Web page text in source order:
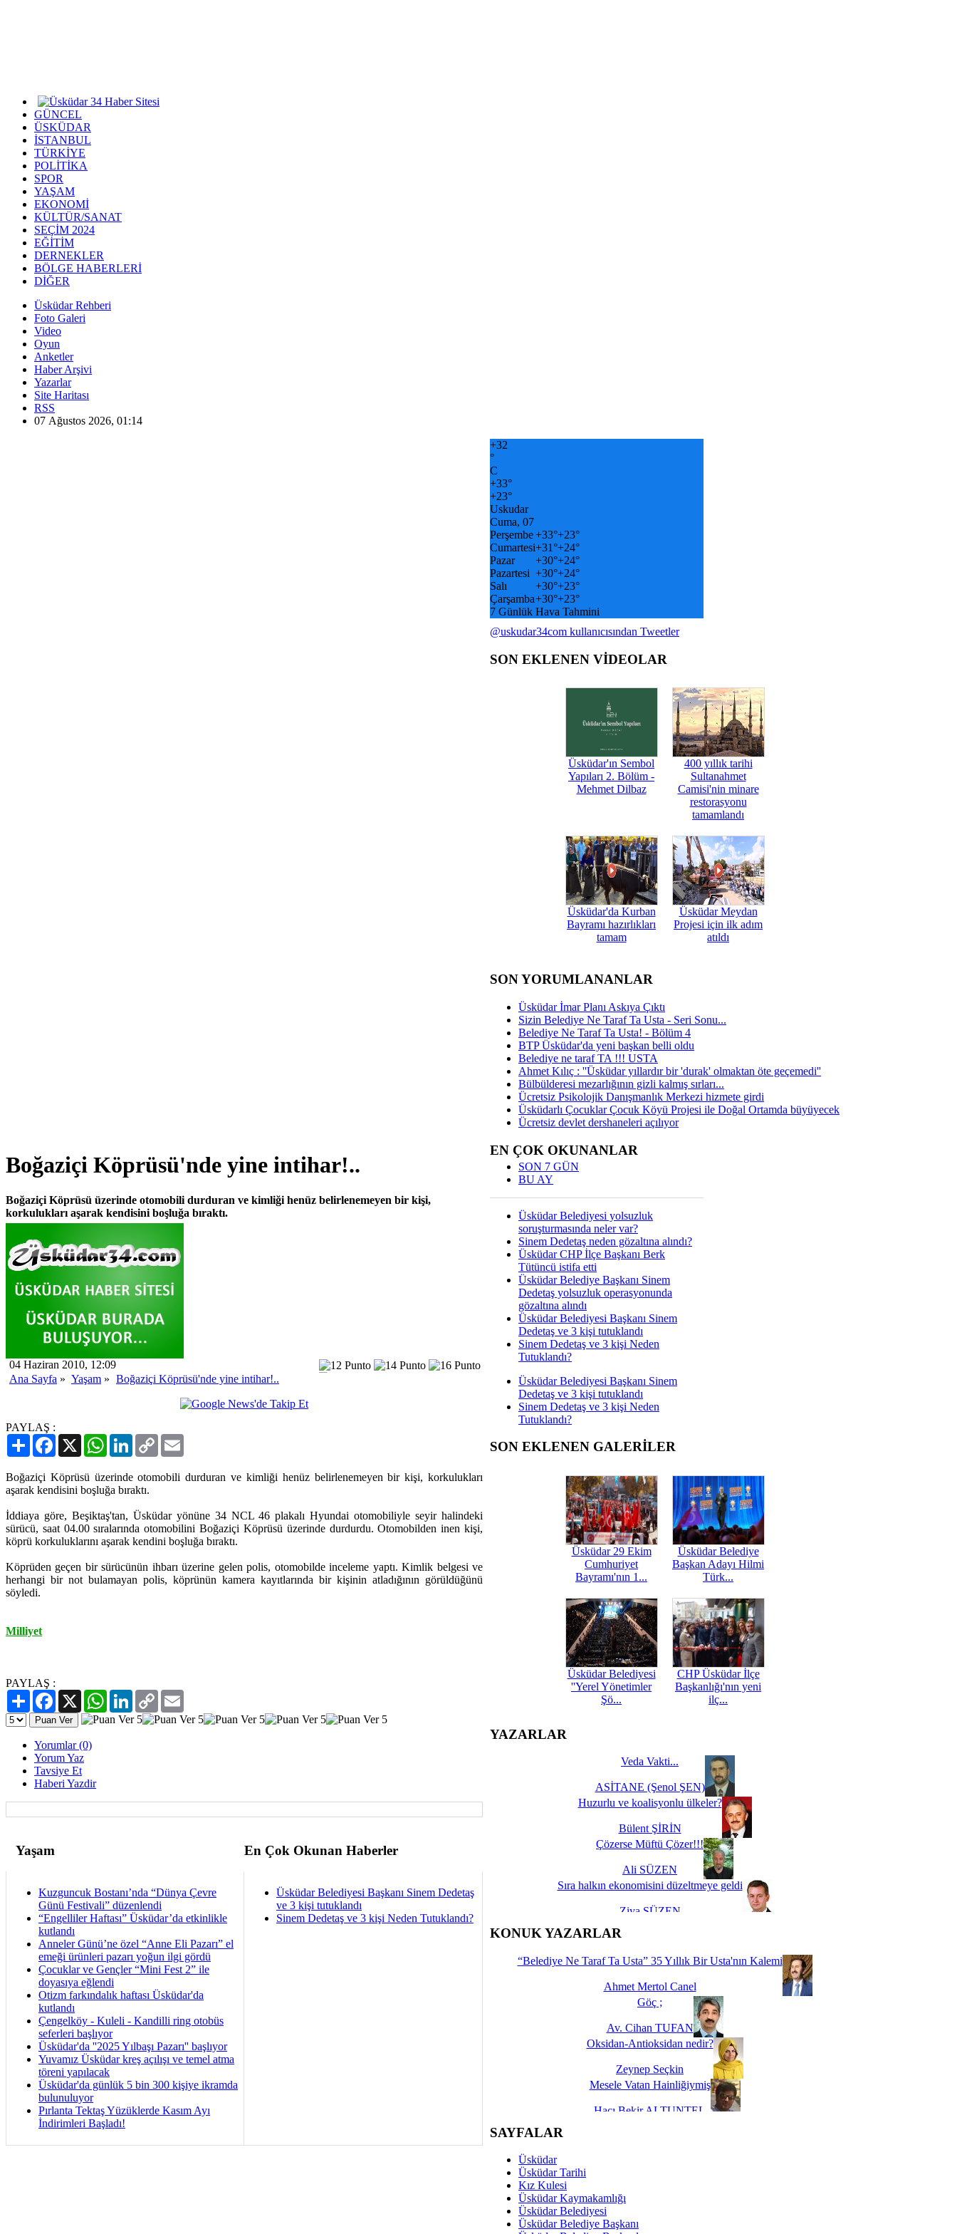
GÜNCEL
ÜSKÜDAR
İSTANBUL
TÜRKİYE
POLİTİKA
SPOR
YAŞAM
EKONOMİ
KÜLTÜR/SANAT
SEÇİM 2024
EĞİTİM
DERNEKLER
BÖLGE HABERLERİ
DİĞER
Üsküdar Rehberi
Foto Galeri
Video
Oyun
Anketler
Haber Arşivi
Yazarlar
Site Haritası
RSS
07 Ağustos 2026, 01:14
Boğaziçi Köprüsü'nde yine intihar!..
Boğaziçi Köprüsü üzerinde otomobili durduran ve kimliği henüz belirlenemeyen bir kişi,
korkulukları aşarak kendisini boşluğa bıraktı.
04 Haziran 2010, 12:09
Ana Sayfa » Yaşam » Boğaziçi Köprüsü'nde yine intihar!..
PAYLAŞ :
PaylaşFacebook
X WhatsAppLinkedIn
Copy
Link
Boğaziçi Köprüsü üzerinde otomobili durduran ve kimliği henüz belirlenemeyen bir kişi, korkulukları
aşarak kendisini boşluğa bıraktı.
İddiaya göre, Beşiktaş'tan, Üsküdar yönüne 34 NCL 46 plakalı Hyundai otomobiliyle seyir halindeki
sürücü, saat 04.00 sıralarında otomobilini Boğaziçi Köprüsü üzerinde durdurdu. Otomobilden inen kişi,
köprü korkuluklarını aşarak kendini boşluğa bıraktı.
Köprüden geçen bir sürücünün ihbarı üzerine gelen polis, otomobilde inceleme yaptı. Kimlik belgesi ve
herhangi bir not bulamayan polis, köprünün kamera kayıtlarında bir kişinin atladığının görüldüğünü
söyledi.
Milliyet
PAYLAŞ :
PaylaşFacebook
X WhatsAppLinkedIn
Copy
Link
Yorumlar (0)
Yorum Yaz
Tavsiye Et
Haberi Yazdir
Yaşam En Çok Okunan Haberler
Kuzguncuk Bostanı’nda “Dünya Çevre
Günü Festivali” düzenlendi
“Engelliler Haftası” Üsküdar’da etkinlikle
kutlandı
Anneler Günü’ne özel “Anne Eli Pazarı” el
emeği ürünleri pazarı yoğun ilgi gördü
Çocuklar ve Gençler “Mini Fest 2” ile
doyasıya eğlendi
Otizm farkındalık haftası Üsküdar'da
kutlandı
Çengelköy - Kuleli - Kandilli ring otobüs
seferleri başlıyor
Üsküdar'da ''2025 Yılbaşı Pazarı'' başlıyor
Yuvamız Üsküdar kreş açılışı ve temel atma
töreni yapılacak
Üsküdar'da günlük 5 bin 300 kişiye ikramda
bulunuluyor
Pırlanta Tektaş Yüzüklerde Kasım Ayı
İndirimleri Başladı!
Üsküdar Belediyesi Başkanı Sinem Dedetaş
ve 3 kişi tutuklandı
Sinem Dedetaş ve 3 kişi Neden Tutuklandı?
+32
°
C
+33°
+23°
Uskudar
Cuma, 07
Perşembe+33°+23°
Cumartesi+31°+24°
Pazar
+30°+24°
Pazartesi +30°+24°
Salı
+30°+23°
Çarşamba+30°+23°
7 Günlük Hava Tahmini
@uskudar34com kullanıcısından Tweetler
SON EKLENEN VİDEOLAR
Üsküdar'ın Sembol
Yapıları 2. Bölüm -
Mehmet Dilbaz
400 yıllık tarihi
Sultanahmet
Camisi'nin minare
restorasyonu
tamamlandı
Üsküdar'da Kurban
Bayramı hazırlıkları
tamam
Üsküdar Meydan
Projesi için ilk adım
atıldı
SON YORUMLANANLAR
Üsküdar İmar Planı Askıya Çıktı
Sizin Belediye Ne Taraf Ta Usta - Seri Sonu...
Belediye Ne Taraf Ta Usta! - Bölüm 4
BTP Üsküdar'da yeni başkan belli oldu
Belediye ne taraf TA !!! USTA
Ahmet Kılıç : ''Üsküdar yıllardır bir 'durak' olmaktan öte geçemedi''
Bülbülderesi mezarlığının gizli kalmış sırları...
Ücretsiz Psikolojik Danışmanlık Merkezi hizmete girdi
Üsküdarlı Çocuklar Çocuk Köyü Projesi ile Doğal Ortamda büyüyecek
Ücretsiz devlet dershaneleri açılıyor
EN ÇOK OKUNANLAR
SON 7 GÜN
BU AY
Üsküdar Belediyesi yolsuzluk
soruşturmasında neler var?
Sinem Dedetaş neden gözaltına alındı?
Üsküdar CHP İlçe Başkanı Berk
Tütüncü istifa etti
Üsküdar Belediye Başkanı Sinem
Dedetaş yolsuzluk operasyonunda
gözaltına alındı
Üsküdar Belediyesi Başkanı Sinem
Dedetaş ve 3 kişi tutuklandı
Sinem Dedetaş ve 3 kişi Neden
Tutuklandı?
Üsküdar Belediyesi Başkanı Sinem
Dedetaş ve 3 kişi tutuklandı
Sinem Dedetaş ve 3 kişi Neden
Tutuklandı?
SON EKLENEN GALERİLER
Üsküdar 29 Ekim
Cumhuriyet
Bayramı'nın 1...
Üsküdar Belediye
Başkan Adayı Hilmi
Türk...
Üsküdar Belediyesi
''Yerel Yönetimler
Şö...
CHP Üsküdar İlçe
Başkanlığı'nın yeni
ilç...
YAZARLAR
Veda Vakti...
ASİTANE (Şenol ŞEN)
Huzurlu ve koalisyonlu ülkeler?
Bülent ŞİRİN
Çözerse Müftü Çözer!!!
Ali SÜZEN
Sıra halkın ekonomisini düzeltmeye geldi
Ziya SÜZEN
İşte Biz buyuz...
KONUK YAZARLAR
“Belediye Ne Taraf Ta Usta” 35 Yıllık Bir Usta'nın Kalemi
Ahmet Mertol Canel
Göç ;
Av. Cihan TUFAN
Oksidan-Antioksidan nedir?
Zeynep Seçkin
Mesele Vatan Hainliğiymiş
Hacı Bekir ALTUNTEL
Dünya Fani, Ama Kısa Bir Süre De Olsa Burdayız
Savaş ŞENEL
Hukukun Adaleti Kalmadı Üstadım!
SAYFALAR
Üsküdar
Üsküdar Tarihi
Kız Kulesi
Üsküdar Kaymakamlığı
Üsküdar Belediyesi
Üsküdar Belediye Başkanı